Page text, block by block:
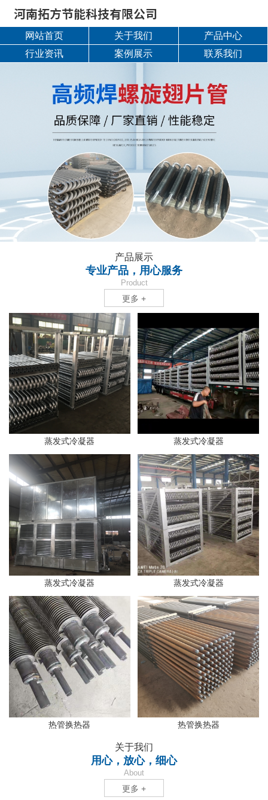
网站首页 关于我们
产品中心
行业资讯
案例展示 联系我们
产品展示
专业产品，用心服务
Product
更多 +
蒸发式冷凝器 蒸发式冷凝器
蒸发式冷凝器 蒸发式冷凝器
热管换热器 热管换热器
关于我们
用心，放心，细心
About
更多 +